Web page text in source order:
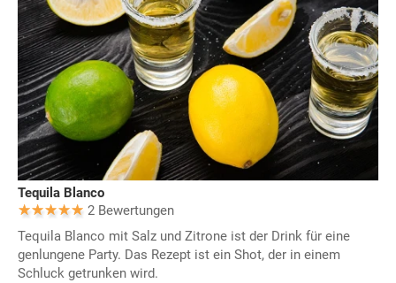
Tequila Blanco
2 Bewertungen
Tequila Blanco mit Salz und Zitrone ist der Drink für eine
genlungene Party. Das Rezept ist ein Shot, der in einem
Schluck getrunken wird.